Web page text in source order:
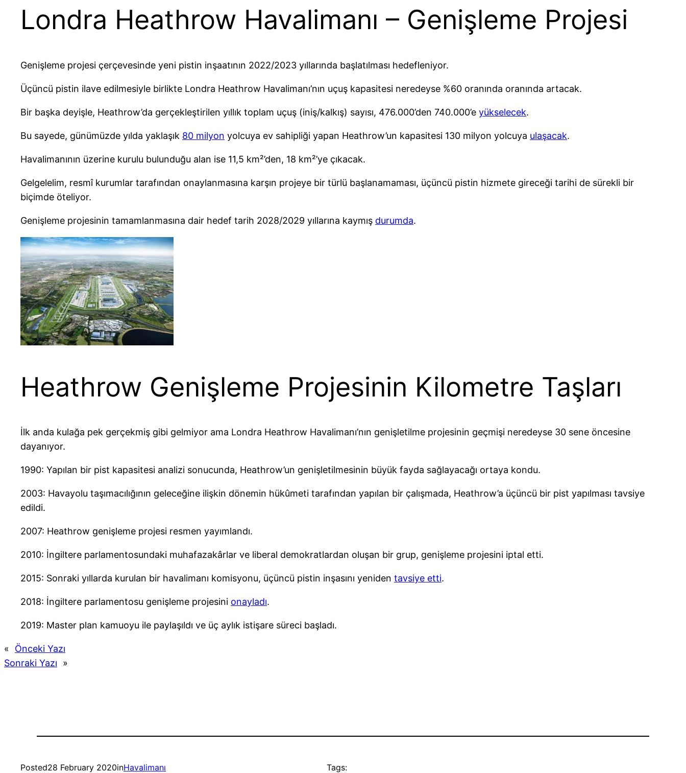
Londra Heathrow Havalimanı – Genişleme Projesi
Genişleme projesi çerçevesinde yeni pistin inşaatının 2022/2023 yıllarında başlatılması hedefleniyor.
Üçüncü pistin ilave edilmesiyle birlikte Londra Heathrow Havalimanı’nın uçuş kapasitesi neredeyse %60 oranında oranında artacak.
Bir başka deyişle, Heathrow’da gerçekleştirilen yıllık toplam uçuş (iniş/kalkış) sayısı, 476.000’den 740.000’e yükselecek.
Bu sayede, günümüzde yılda yaklaşık 80 milyon yolcuya ev sahipliği yapan Heathrow’un kapasitesi 130 milyon yolcuya ulaşacak.
Havalimanının üzerine kurulu bulunduğu alan ise 11,5 km²’den, 18 km²’ye çıkacak.
Gelgelelim, resmî kurumlar tarafından onaylanmasına karşın projeye bir türlü başlanamaması, üçüncü pistin hizmete gireceği tarihi de sürekli bir
biçimde öteliyor.
Genişleme projesinin tamamlanmasına dair hedef tarih 2028/2029 yıllarına kaymış durumda.
Heathrow Genişleme Projesinin Kilometre Taşları
İlk anda kulağa pek gerçekmiş gibi gelmiyor ama Londra Heathrow Havalimanı’nın genişletilme projesinin geçmişi neredeyse 30 sene öncesine
dayanıyor.
1990: Yapılan bir pist kapasitesi analizi sonucunda, Heathrow’un genişletilmesinin büyük fayda sağlayacağı ortaya kondu.
2003: Havayolu taşımacılığının geleceğine ilişkin dönemin hükûmeti tarafından yapılan bir çalışmada, Heathrow’a üçüncü bir pist yapılması tavsiye
edildi.
2007: Heathrow genişleme projesi resmen yayımlandı.
2010: İngiltere parlamentosundaki muhafazakârlar ve liberal demokratlardan oluşan bir grup, genişleme projesini iptal etti.
2015: Sonraki yıllarda kurulan bir havalimanı komisyonu, üçüncü pistin inşasını yeniden tavsiye etti.
2018: İngiltere parlamentosu genişleme projesini onayladı.
2019: Master plan kamuoyu ile paylaşıldı ve üç aylık istişare süreci başladı.
«
Önceki Yazı
Sonraki Yazı
»
Posted28 February 2020inHavalimanı Tags: